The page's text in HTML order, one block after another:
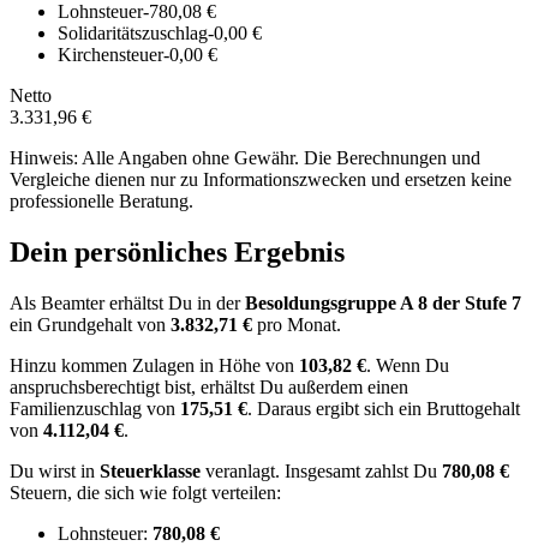
Lohnsteuer-780,08 €
Solidaritätszuschlag-0,00 €
Kirchensteuer-0,00 €
Netto
3.331,96 €
Hinweis: Alle Angaben ohne Gewähr. Die Berechnungen und
Vergleiche dienen nur zu Informationszwecken und ersetzen keine
professionelle Beratung.
Dein persönliches Ergebnis
Als Beamter erhältst Du in derBesoldungsgruppe A 8 der Stufe 7
ein Grundgehalt von 3.832,71 € pro Monat.
Hinzu kommen Zulagen in Höhe von 103,82 €. Wenn Du
anspruchsberechtigt bist, erhältst Du außerdem einen
Familienzuschlag von 175,51 €. Daraus ergibt sich ein Bruttogehalt
von 4.112,04 €.
Du wirst in Steuerklasse veranlagt. Insgesamt zahlst Du 780,08 €
Steuern, die sich wie folgt verteilen:
Lohnsteuer: 780,08 €